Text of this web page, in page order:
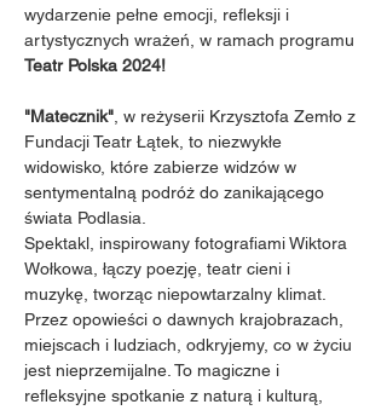
wydarzenie pełne emocji, refleksji i
artystycznych wrażeń, w ramach programu
Teatr Polska 2024!
"Matecznik" , w reżyserii Krzysztofa Zemło z
Fundacji Teatr Łątek, to niezwykłe
widowisko, które zabierze widzów w
sentymentalną podróż do zanikającego
świata Podlasia.
Spektakl, inspirowany fotografiami Wiktora
Wołkowa, łączy poezję, teatr cieni i
muzykę, tworząc niepowtarzalny klimat.
Przez opowieści o dawnych krajobrazach,
miejscach i ludziach, odkryjemy, co w życiu
jest nieprzemijalne. To magiczne i
refleksyjne spotkanie z naturą i kulturą,